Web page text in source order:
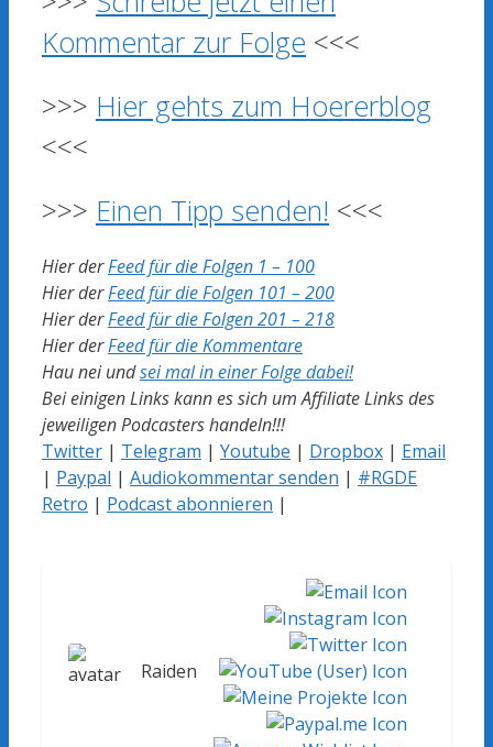
Kommentar zur Folge <<<
>>> Hier gehts zum Hoererblog
<<<
>>> Einen Tipp senden! <<<
Hier derFeed für die Folgen 1 – 100
Hier derFeed für die Folgen 101 – 200
Hier derFeed für die Folgen 201 – 218
Hier derFeed für die Kommentare
Hau nei undsei mal in einer Folge dabei!
Bei einigen Links kann es sich um Affiliate Links des
jeweiligen Podcasters handeln!!!
Twitter | Telegram | Youtube | Dropbox | Email
| Paypal | Audiokommentar senden | #RGDE
Retro | Podcast abonnieren |
Raiden